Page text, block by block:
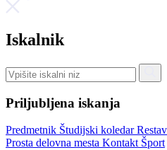
Iskalnik
Priljubljena iskanja
Predmetnik Študijski koledar
Prosta delovna mesta Kontakt Šport